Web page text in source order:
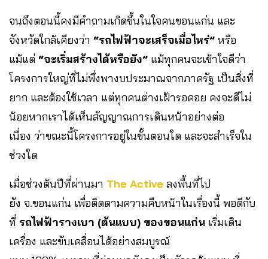
จนถึงตอนนี้คงมีคำถามเกิดขึ้นในใจคนขอนแก่น และ
จังหวัดใกล้เคียงว่า “รถไฟฟ้าจะเสร็จเมื่อไหร่” หรือ
แม้แต่ “จะเริ่มสร้างได้หรือยัง” แม้ทุกคนจะเข้าใจดีว่า
โครงการใหญ่ที่ไม่พึ่งพางบประมาณจากภาครัฐ เป็นสิ่งที่
ยาก และต้องใช้เวลา แต่ทุกคนต่างเฝ้ารอคอย คงจะดีไม่
น้อยหากเราได้เห็นสัญญาณการเดินหน้าอย่างต่อ
เนื่อง ว่าขณะนี้โครงการอยู่ในขั้นตอนใด และจะสำเร็จใน
ช่วงใด
เมื่อช่วงต้นปีที่ผ่านมา The Active ลงพื้นที่ไป
ยัง จ.ขอนแก่น เพื่อติดตามความคืบหน้าในเรื่องนี้ พอดีกับ
ที่ รถไฟฟ้ารางเบา (ต้นแบบ) ของขอนแก่น เริ่มเดิน
เครื่อง และขับเคลื่อนได้อย่างสมบูรณ์